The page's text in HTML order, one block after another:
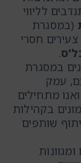
במסגרתה הכרנו כ-20 מתנדבים לליווי
(במסגרת
חסרי
.
במסגרת
עמק
מתחילים
בקהילות
שותפים